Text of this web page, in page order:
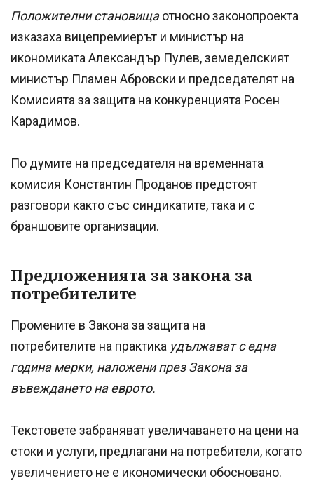
Положителни становищаотносно законопроекта
изказаха вицепремиерът и министър на
икономиката Александър Пулев, земеделският
министър Пламен Абровски и председателят на
Комисията за защита на конкуренцията Росен
Карадимов.
По думите на председателя на временната
комисия Константин Проданов предстоят
разговори както със синдикатите, така и с
браншовите организации.
Предложенията за закона за
потребителите
Промените в Закона за защита на
потребителите на практика удължават с една
година мерки, наложени през Закона за
въвеждането на еврото.
Текстовете забраняват увеличаването на цени на
стоки и услуги, предлагани на потребители, когато
увеличението не е икономически обосновано.